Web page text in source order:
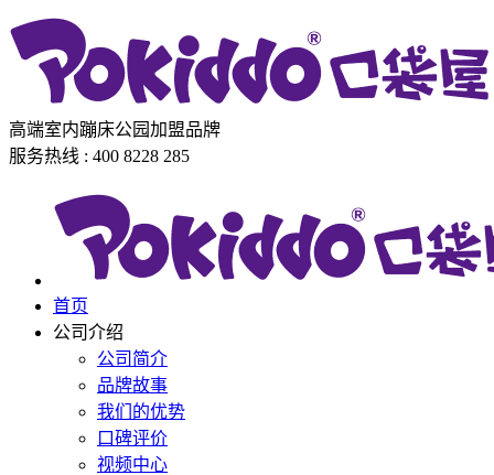
高端室内蹦床公园加盟品牌
服务热线 : 400 8228 285
首页
公司介绍
公司简介
品牌故事
我们的优势
口碑评价
视频中心